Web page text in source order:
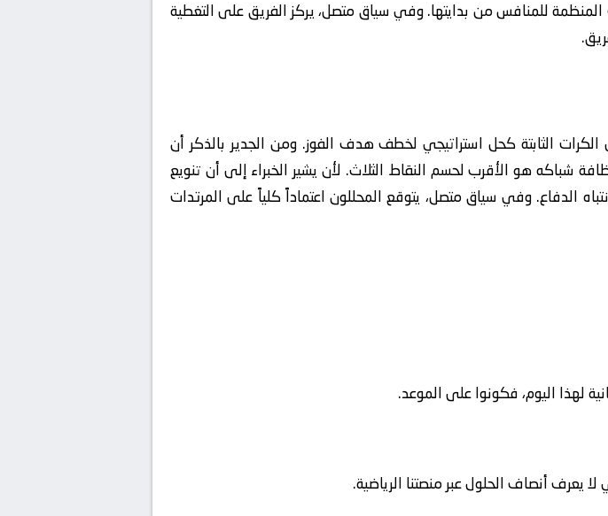
للمنافس من بدايتها. وفي سياق متصل، يركز الفريق على التغطية
الثابتة كحل استراتيجي لخطف هدف الفوز. ومن الجدير بالذكر أن
شباكه هو الأقرب لحسم النقاط الثلاث. لأن يشير الخبراء إلى أن تنويع
الدفاع. وفي سياق متصل، يتوقع المحللون اعتماداً كلياً على المرتدات
لهذا اليوم، فكونوا على الموعد.
يعرف أنصاف الحلول عبر منصتنا الرياضية.